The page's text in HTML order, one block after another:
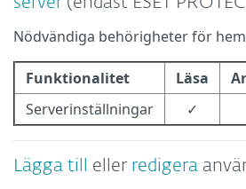
Nödvändiga behörigheter för
Funktionalitet Läsa
Serverinställningar
✓
Lägga till eller redigera